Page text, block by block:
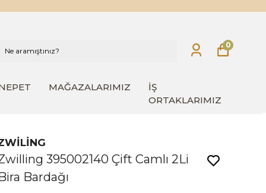
MAĞAZALARIMIZ
İŞ
ORTAKLARIMIZ
0
395002140 Çift Camlı 2Li
Bardağı